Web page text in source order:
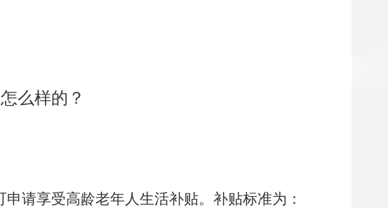
么样的？
请享受高龄老年人生活补贴。补贴标准为：